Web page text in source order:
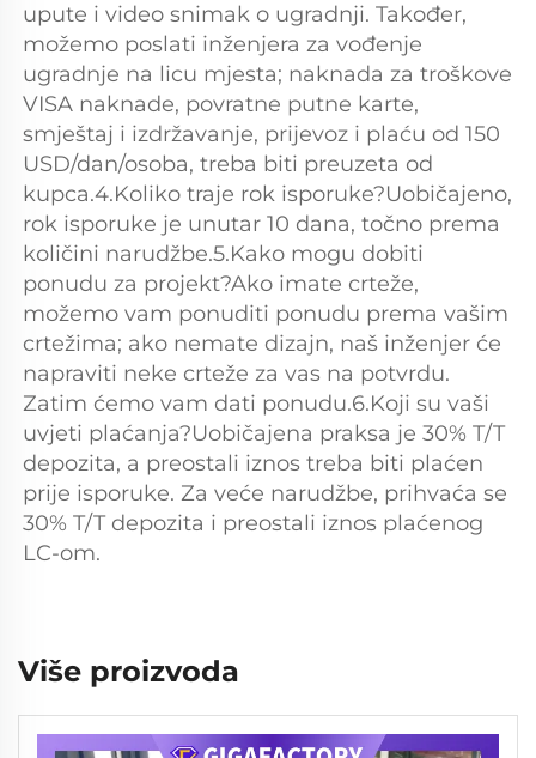
upute i video snimak o ugradnji. Također,
možemo poslati inženjera za vođenje
ugradnje na licu mjesta; naknada za troškove
VISA naknade, povratne putne karte,
smještaj i izdržavanje, prijevoz i plaću od 150
USD/dan/osoba, treba biti preuzeta od
kupca.4.Koliko traje rok isporuke?Uobičajeno,
rok isporuke je unutar 10 dana, točno prema
količini narudžbe.5.Kako mogu dobiti
ponudu za projekt?Ako imate crteže,
možemo vam ponuditi ponudu prema vašim
crtežima; ako nemate dizajn, naš inženjer će
napraviti neke crteže za vas na potvrdu.
Zatim ćemo vam dati ponudu.6.Koji su vaši
uvjeti plaćanja?Uobičajena praksa je 30% T/T
depozita, a preostali iznos treba biti plaćen
prije isporuke. Za veće narudžbe, prihvaća se
30% T/T depozita i preostali iznos plaćenog
LC-om.
Više proizvoda